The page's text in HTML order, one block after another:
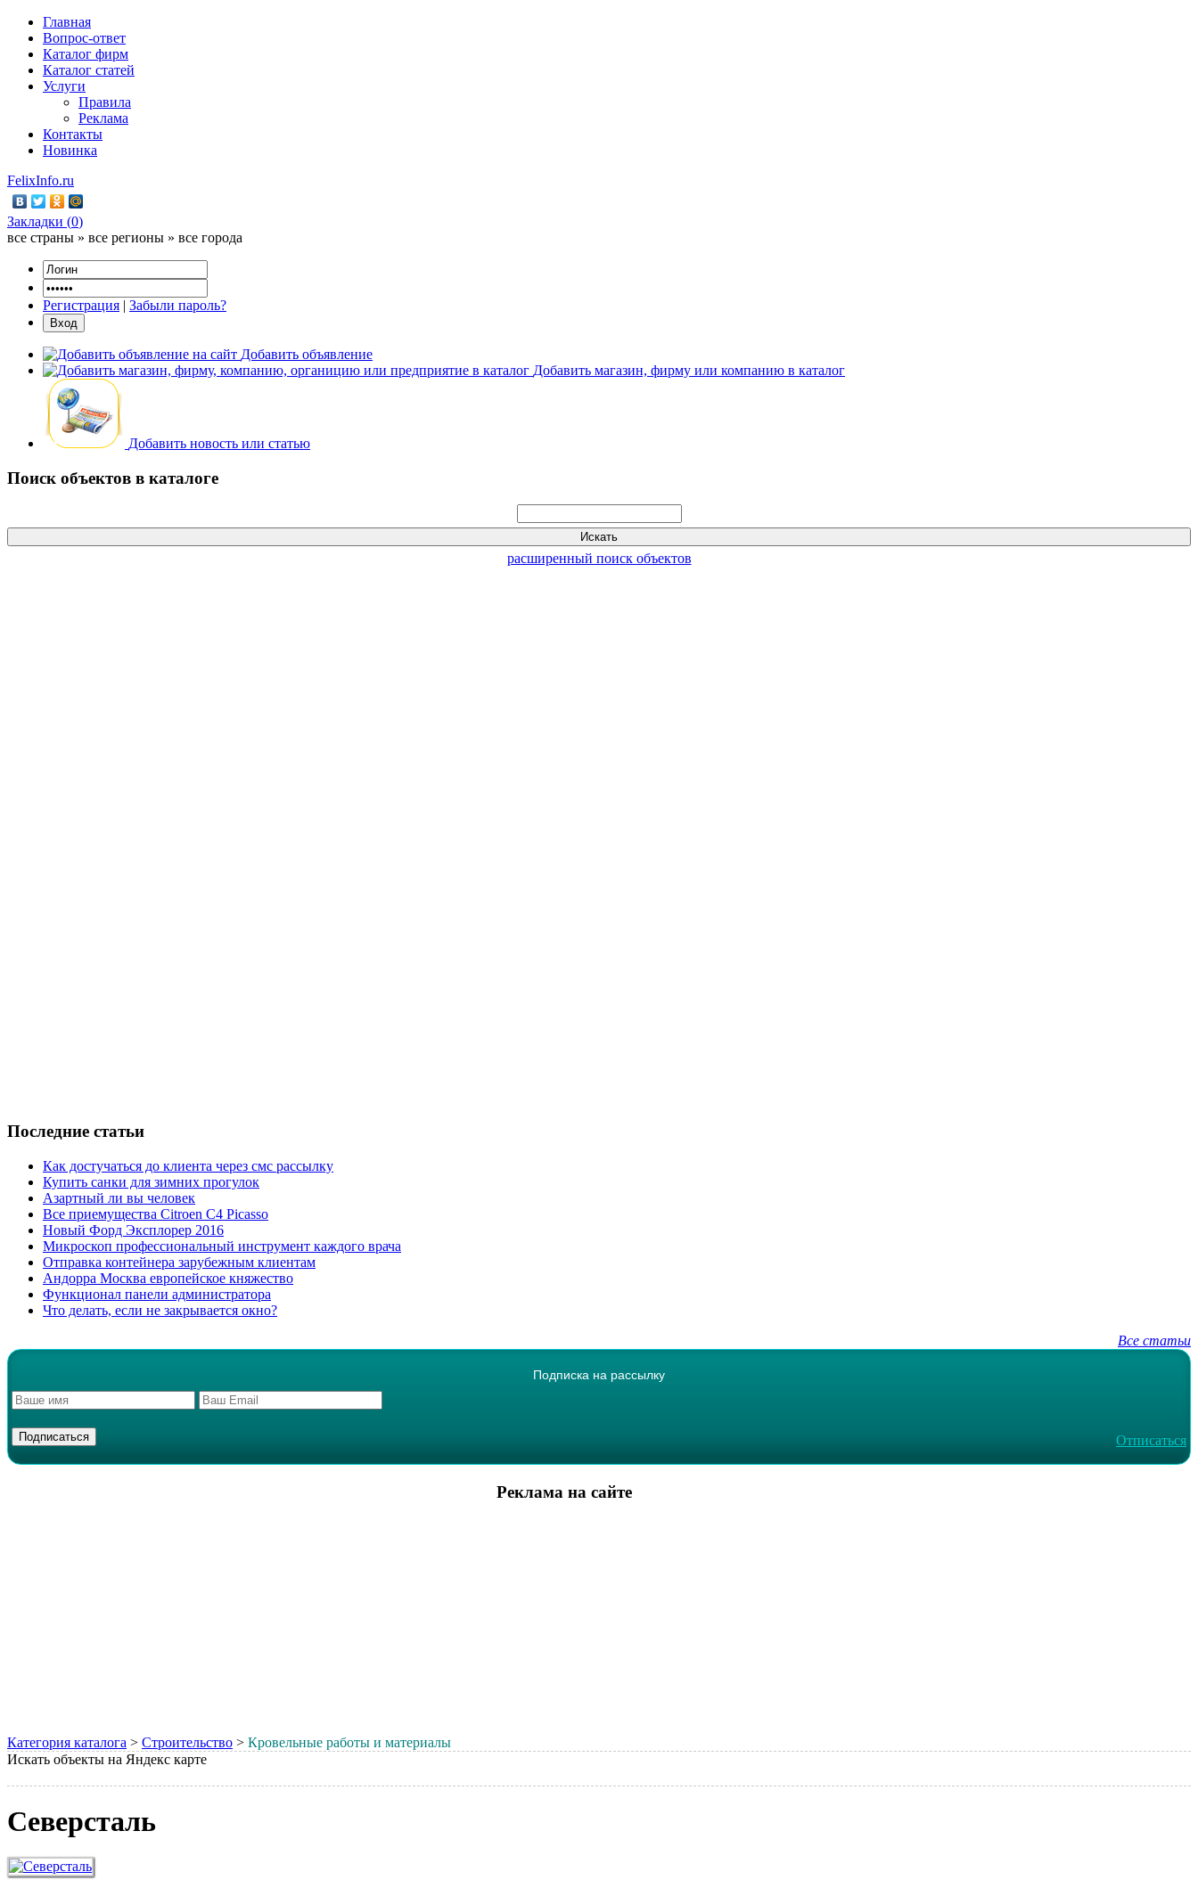
Главная
Вопрос-ответ
Каталог фирм
Каталог статей
Услуги
Правила
Реклама
Контакты
Новинка
FelixInfo.ru
Закладки (0)
все страны » все регионы » все города
Регистрация | Забыли пароль?
Добавить объявление
Добавить магазин, фирму или компанию в каталог
Добавить новость или статью
Поиск объектов в каталоге
расширенный поиск объектов
Последние статьи
Как достучаться до клиента через смс рассылку
Купить санки для зимних прогулок
Азартный ли вы человек
Все приемущества Сitroen C4 Picasso
Новый Форд Эксплорер 2016
Микроскоп профессиональный инструмент каждого врача
Отправка контейнера зарубежным клиентам
Андорра Москва европейское княжество
Функционал панели администратора
Что делать, если не закрывается окно?
Все статьи
Подписка на рассылку
Отписаться
Реклама на сайте
Категория каталога > Строительство > Кровельные работы и материалы
Искать объекты на Яндекс карте
Северсталь